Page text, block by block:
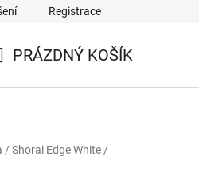
Registrace
PRÁZDNÝ KOŠÍK
/ Shorai Edge White /